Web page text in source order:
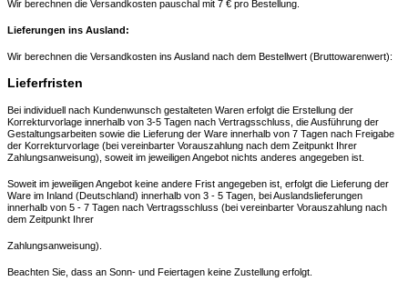
Wir berechnen die Versandkosten pauschal mit 7 € pro Bestellung.
Lieferungen ins Ausland:
Wir berechnen die Versandkosten ins Ausland nach dem Bestellwert (Bruttowarenwert):
Lieferfristen
Bei individuell nach Kundenwunsch gestalteten Waren erfolgt die Erstellung der
Korrekturvorlage innerhalb von 3-5 Tagen nach Vertragsschluss, die Ausführung der
Gestaltungsarbeiten sowie die Lieferung der Ware innerhalb von 7 Tagen nach Freigabe
der Korrekturvorlage (bei vereinbarter Vorauszahlung nach dem Zeitpunkt Ihrer
Zahlungsanweisung), soweit im jeweiligen Angebot nichts anderes angegeben ist.
Soweit im jeweiligen Angebot keine andere Frist angegeben ist, erfolgt die Lieferung der
Ware im Inland (Deutschland) innerhalb von 3 - 5 Tagen, bei Auslandslieferungen
innerhalb von 5 - 7 Tagen nach Vertragsschluss (bei vereinbarter Vorauszahlung nach
dem Zeitpunkt Ihrer
Zahlungsanweisung).
Beachten Sie, dass an Sonn- und Feiertagen keine Zustellung erfolgt.